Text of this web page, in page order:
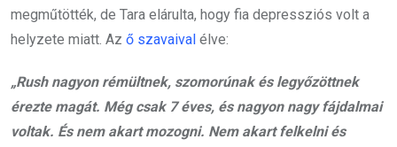
megműtötték, de Tara elárulta, hogy fia depressziós volt a
helyzete miatt. Az ő szavaival élve:
„Rush nagyon rémültnek, szomorúnak és legyőzöttnek
érezte magát. Még csak 7 éves, és nagyon nagy fájdalmai
voltak. És nem akart mozogni. Nem akart felkelni és